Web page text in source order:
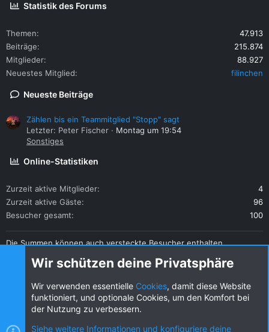
Statistik des Forums
Themen
47.913
Beiträge
215.874
Mitglieder
88.927
Neuestes Mitglied
filinchen
Neueste Beiträge
Zählen bis ein Teammitglied "Stopp" sagt
Letzter: Peter Fischer
Montag um 19:54
Sonstiges
Online-Statistiken
Zurzeit aktive Mitglieder
4
Zurzeit aktive Gäste
96
Besucher gesamt
100
Die Summen können auch versteckte Besucher enthalten.
Diese Seite teilen
Wir schützen deine Privatsphäre
Wir verwenden essentielle Cookies, damit diese Website
funktioniert, und optionale Cookies, um den Komfort bei
der Nutzung zu verbessern.
Siehe weitere Informationen und konfiguriere deine